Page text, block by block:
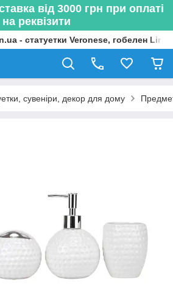
від 3000 грн при оплаті
на реквізити
- статуетки Veronese, гобелен
сувеніри, декор для дому